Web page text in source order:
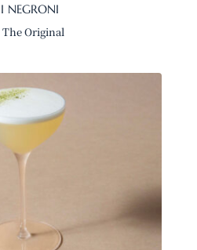
NEGRONI
The Original